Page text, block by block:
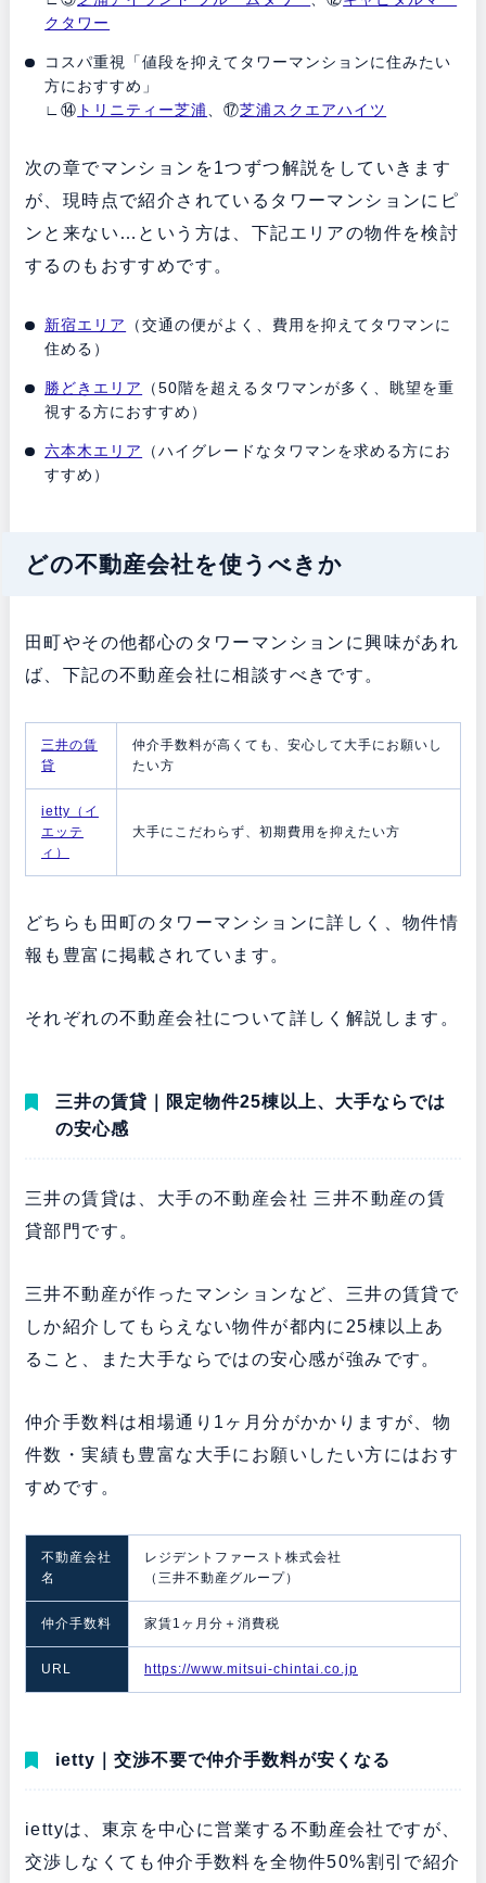
クタワー
コスパ重視「値段を抑えてタワーマンションに住みたい
方におすすめ」
∟⑭ トリニティー芝浦 、⑰芝浦スクエアハイツ
次の章でマンションを1つずつ解説をしていきます
が、現時点で紹介されているタワーマンションにピ
ンと来ない…という方は、下記エリアの物件を検討
するのもおすすめです。
新宿エリア
（交通の便がよく、費用を抑えてタワマンに
住める）
勝どきエリア
（50階を超えるタワマンが多く、眺望を重
視する方におすすめ）
六本木エリア
（ハイグレードなタワマンを求める方にお
すすめ）
どの不動産会社を使うべきか
田町やその他都心のタワーマンションに興味があれ
ば、下記の不動産会社に相談すべきです。
三井の賃
貸
仲介手数料が高くても、安心して大手にお願いし
たい方
ietty（イ
エッテ
ィ）
大手にこだわらず、初期費用を抑えたい方
どちらも田町のタワーマンションに詳しく、物件情
報も豊富に掲載されています。
それぞれの不動産会社について詳しく解説します。
三井の賃貸｜限定物件25棟以上、大手ならでは
の安心感
三井の賃貸は、大手の不動産会社 三井不動産の賃
貸部門です。
三井不動産が作ったマンションなど、三井の賃貸で
しか紹介してもらえない物件が都内に25棟以上あ
ること、また大手ならではの安心感が強みです。
仲介手数料は相場通り1ヶ月分がかかりますが、物
件数・実績も豊富な大手にお願いしたい方にはおす
すめです。
不動産会社
名
レジデントファースト株式会社
（三井不動産グループ）
仲介手数料 家賃1ヶ月分＋消費税
URL https://www.mitsui-chintai.co.jp
ietty｜交渉不要で仲介手数料が安くなる
iettyは、東京を中心に営業する不動産会社ですが、
交渉しなくても仲介手数料を全物件50%割引で紹介